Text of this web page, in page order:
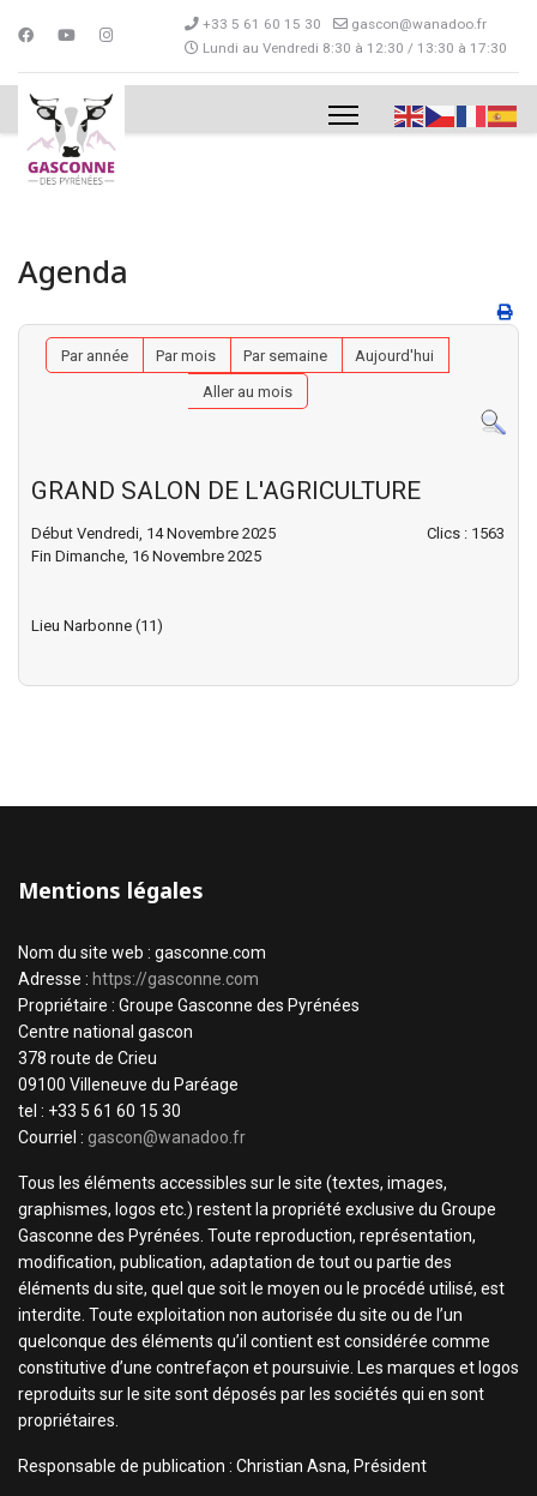
+33 5 61 60 15 30
gascon@wanadoo.fr
Lundi au Vendredi 8:30 à 12:30 / 13:30 à 17:30
Agenda
Par année Par mois Par semaine
Aujourd'hui
Aller au mois
GRAND SALON DE L'AGRICULTURE
Début Vendredi, 14 Novembre 2025
Fin Dimanche, 16 Novembre 2025
Clics : 1563
Lieu Narbonne (11)
Mentions légales
Nom du site web : gasconne.com
Adresse : https://gasconne.com
Propriétaire : Groupe Gasconne des Pyrénées
Centre national gascon
378 route de Crieu
09100 Villeneuve du Paréage
tel : +33 5 61 60 15 30
Courriel : gascon@wanadoo.fr
Tous les éléments accessibles sur le site (textes, images,
graphismes, logos etc.) restent la propriété exclusive du Groupe
Gasconne des Pyrénées. Toute reproduction, représentation,
modification, publication, adaptation de tout ou partie des
éléments du site, quel que soit le moyen ou le procédé utilisé, est
interdite. Toute exploitation non autorisée du site ou de l’un
quelconque des éléments qu’il contient est considérée comme
constitutive d’une contrefaçon et poursuivie. Les marques et logos
reproduits sur le site sont déposés par les sociétés qui en sont
propriétaires.
Responsable de publication : Christian Asna, Président